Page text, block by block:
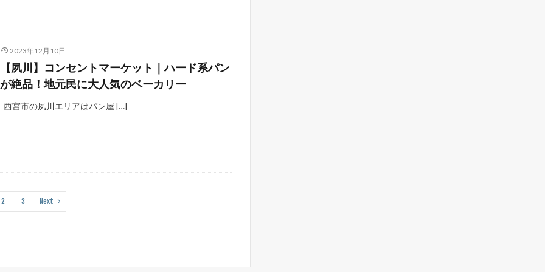
2023年12月10日
【夙川】コンセントマーケット｜ハード系パン
が絶品！地元民に大人気のベーカリー
西宮市の夙川エリアはパン屋 […]
2 3 Next